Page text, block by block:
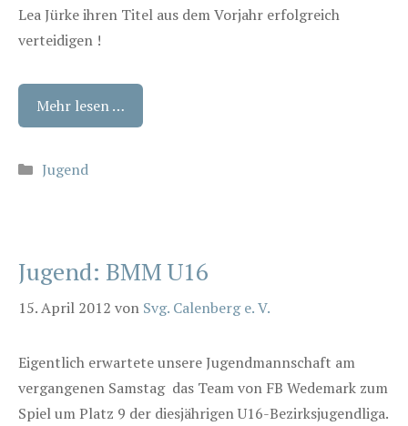
Lea Jürke ihren Titel aus dem Vorjahr erfolgreich
verteidigen !
Mehr lesen …
Kategorien
Jugend
Jugend: BMM U16
15. April 2012 von Svg. Calenberg e. V.
Eigentlich erwartete unsere Jugendmannschaft am
vergangenen Samstag das Team von FB Wedemark zum
Spiel um Platz 9 der diesjährigen U16-Bezirksjugendliga.